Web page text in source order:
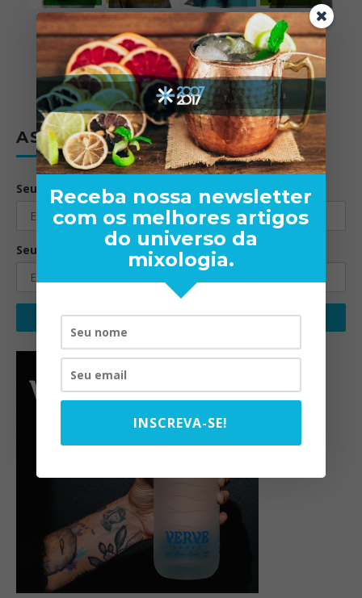
ASSINE A NEWSLETTER
Seu nome:
Seu email:
Receba nossa newsletter
com os melhores artigos
do universo da
mixologia.
INSCREVA-SE!